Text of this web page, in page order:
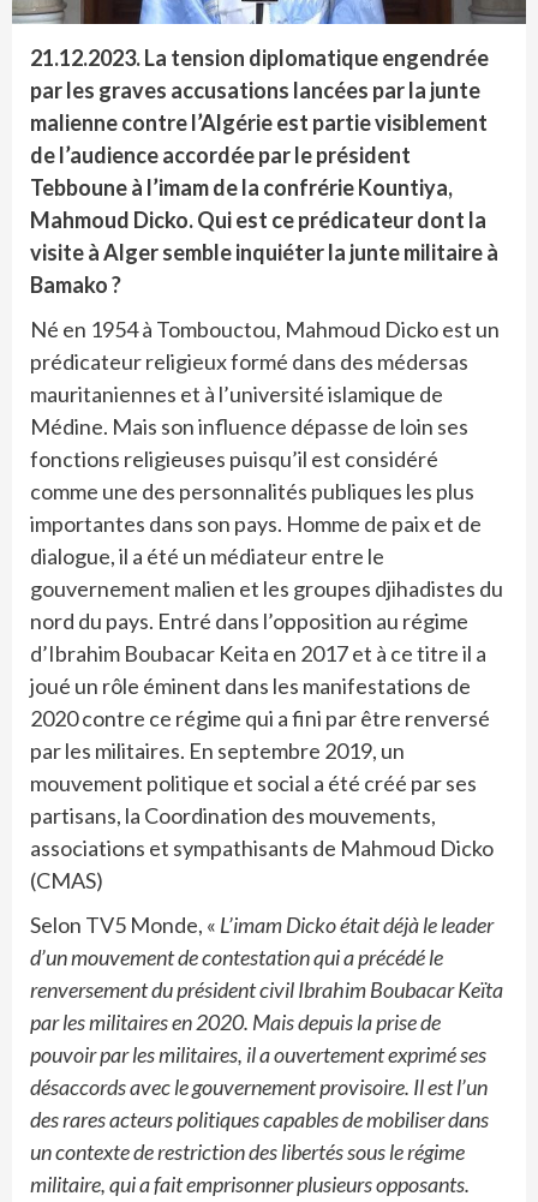
21.12.2023. La tension diplomatique engendrée
par les graves accusations lancées par la junte
malienne contre l’Algérie est partie visiblement
de l’audience accordée par le président
Tebboune à l’imam de la confrérie Kountiya,
Mahmoud Dicko. Qui est ce prédicateur dont la
visite à Alger semble inquiéter la junte militaire à
Bamako ?
Né en 1954 à Tombouctou, Mahmoud Dicko est un
prédicateur religieux formé dans des médersas
mauritaniennes et à l’université islamique de
Médine. Mais son influence dépasse de loin ses
fonctions religieuses puisqu’il est considéré
comme une des personnalités publiques les plus
importantes dans son pays. Homme de paix et de
dialogue, il a été un médiateur entre le
gouvernement malien et les groupes djihadistes du
nord du pays. Entré dans l’opposition au régime
d’Ibrahim Boubacar Keita en 2017 et à ce titre il a
joué un rôle éminent dans les manifestations de
2020 contre ce régime qui a fini par être renversé
par les militaires. En septembre 2019, un
mouvement politique et social a été créé par ses
partisans, la Coordination des mouvements,
associations et sympathisants de Mahmoud Dicko
(CMAS)
Selon TV5 Monde, « L’imam Dicko était déjà le leader
d’un mouvement de contestation qui a précédé le
renversement du président civil Ibrahim Boubacar Keïta
par les militaires en 2020. Mais depuis la prise de
pouvoir par les militaires, il a ouvertement exprimé ses
désaccords avec le gouvernement provisoire. Il est l’un
des rares acteurs politiques capables de mobiliser dans
un contexte de restriction des libertés sous le régime
militaire, qui a fait emprisonner plusieurs opposants.